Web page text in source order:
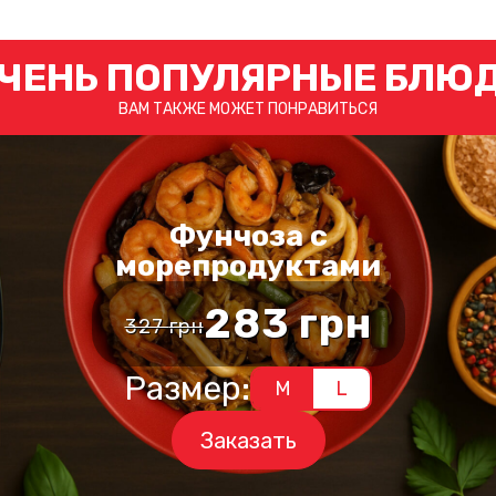
ПОПУЛЯРНЫЕ
ВАМ ТАКЖЕ МОЖЕТ ПОНРАВИТЬСЯ
Фунчоза с
морепродуктами
327грн
цена
327 грн.
283грн
Текущая
цена:
283 грн.
Размер: M L
Заказать
Этот
товар
имеет
несколько
вариаций.